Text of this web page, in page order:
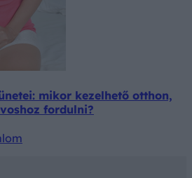
mikor kezelhető otthon,
fordulni?